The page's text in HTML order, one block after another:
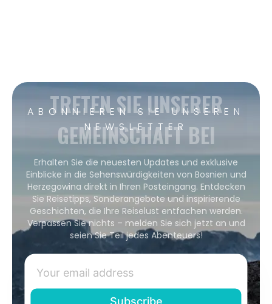
ABONNIEREN SIE UNSEREN
NEWSLETTER
TRETEN SIE UNSERER
GEMEINSCHAFT BEI
Erhalten Sie die neuesten Updates und exklusive
Einblicke in die Sehenswürdigkeiten von Bosnien und
Herzegowina direkt in Ihren Posteingang. Entdecken
Sie Reisetipps, Sonderangebote und inspirierende
Geschichten, die Ihre Reiselust entfachen werden.
Verpassen Sie nichts – melden Sie sich jetzt an und
seien Sie Teil jedes Abenteuers!